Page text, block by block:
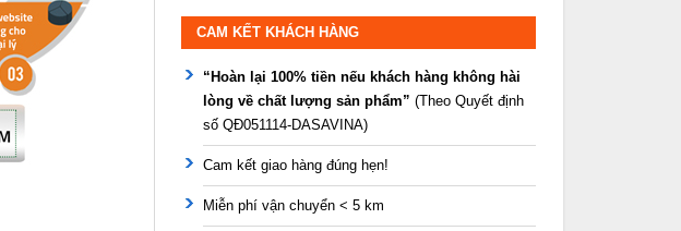
CAM KẾT KHÁCH HÀNG
“Hoàn lại 100% tiền nếu khách hàng không hài
lòng về chất lượng sản phẩm” (Theo Quyết định
số QĐ051114-DASAVINA)
Cam kết giao hàng đúng hẹn!
Miễn phí vận chuyển < 5 km